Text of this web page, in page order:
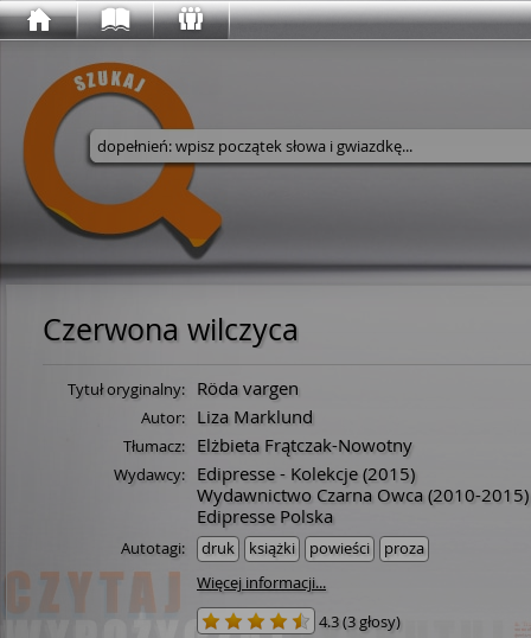
Wyszukaj w serwisie
Czerwona wilczyca
Tytuł oryginalny: Röda vargen
Autor: Liza Marklund
Tłumacz: Elżbieta Frątczak-Nowotny
Wydawcy: Edipresse - Kolekcje (2015)
Wydawnictwo Czarna Owca (2010-2015)
Edipresse Polska
Autotagi: druk książki powieści
proza
Więcej informacji...
4.3(3 głosy)